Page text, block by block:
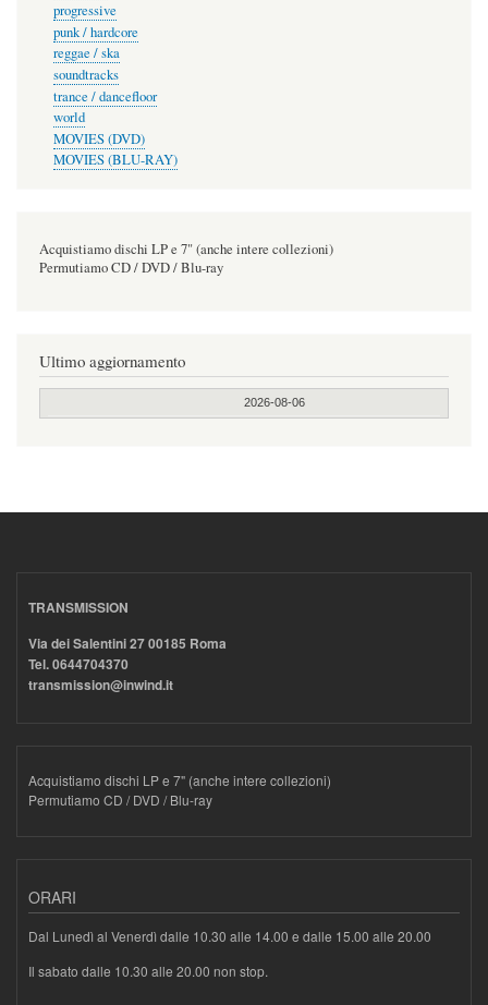
progressive
punk / hardcore
reggae / ska
soundtracks
trance / dancefloor
world
MOVIES (DVD)
MOVIES (BLU-RAY)
Acquistiamo dischi LP e 7" (anche intere collezioni)
Permutiamo CD / DVD / Blu-ray
Ultimo aggiornamento
2026-08-06
TRANSMISSION
Via dei Salentini 27 00185 Roma
Tel. 0644704370
transmission@inwind.it
Acquistiamo dischi LP e 7" (anche intere collezioni)
Permutiamo CD / DVD / Blu-ray
ORARI
Dal Lunedì al Venerdì dalle 10.30 alle 14.00 e dalle 15.00 alle 20.00
Il sabato dalle 10.30 alle 20.00 non stop.